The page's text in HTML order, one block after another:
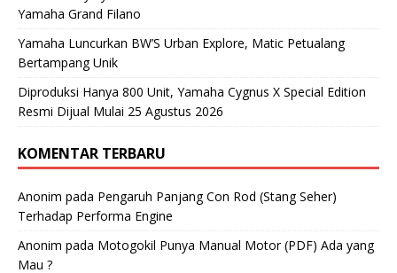
Yamaha Grand Filano
Yamaha Luncurkan BW’S Urban Explore, Matic Petualang
Bertampang Unik
Diproduksi Hanya 800 Unit, Yamaha Cygnus X Special Edition
Resmi Dijual Mulai 25 Agustus 2026
KOMENTAR TERBARU
Anonim pada Pengaruh Panjang Con Rod (Stang Seher)
Terhadap Performa Engine
Anonim pada Motogokil Punya Manual Motor (PDF) Ada yang
Mau ?